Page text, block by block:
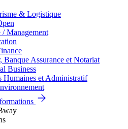
& Logistique
/ Management
Banque Assurance et Notariat
Business
Humaines et Administratif